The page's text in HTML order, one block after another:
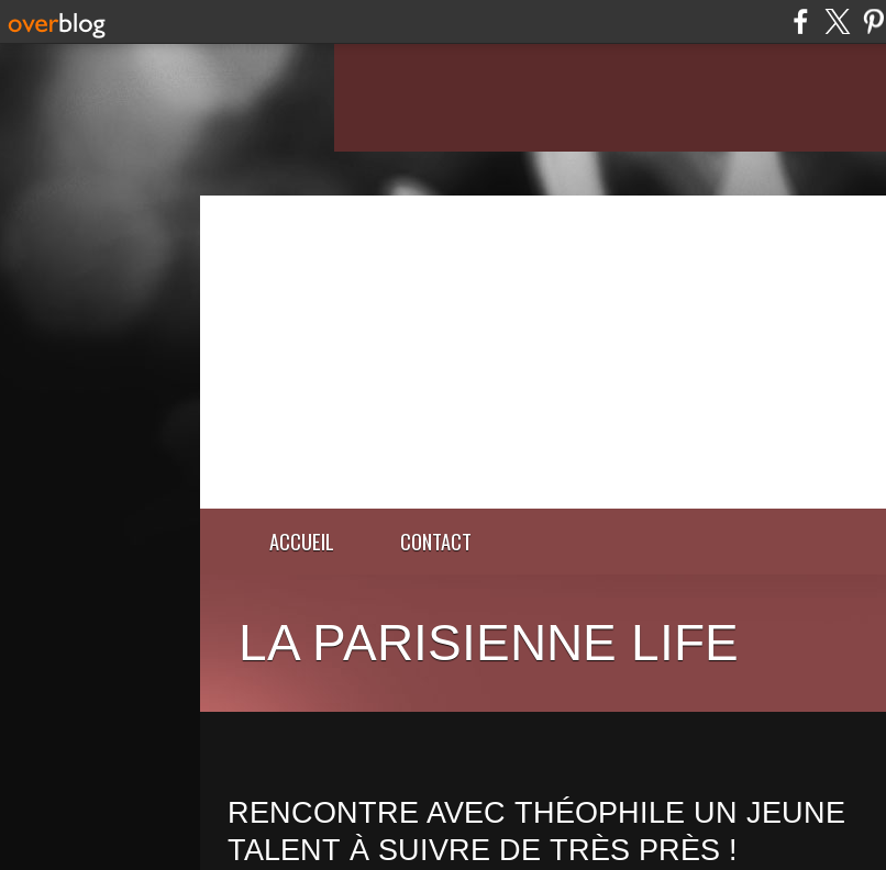
ACCUEIL CONTACT
LA PARISIENNE LIFE
RENCONTRE AVEC THÉOPHILE UN JEUNE
TALENT À SUIVRE DE TRÈS PRÈS !